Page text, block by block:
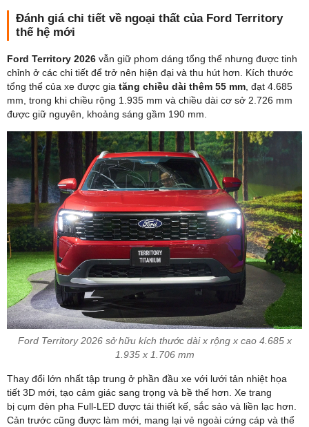
Đánh giá chi tiết về ngoại thất của Ford Territory
thế hệ mới
Ford Territory 2026 vẫn giữ phom dáng tổng thể nhưng được tinh
chỉnh ở các chi tiết để trở nên hiện đại và thu hút hơn. Kích thước
tổng thể của xe được gia tăng chiều dài thêm 55 mm , đạt 4.685
mm, trong khi chiều rộng 1.935 mm và chiều dài cơ sở 2.726 mm
được giữ nguyên, khoảng sáng gầm 190 mm.
Ford Territory 2026 sở hữu kích thước dài x rộng x cao 4.685 x
1.935 x 1.706 mm
Thay đổi lớn nhất tập trung ở phần đầu xe với lưới tản nhiệt họa
tiết 3D mới, tạo cảm giác sang trọng và bề thế hơn. Xe trang
bị cụm đèn pha Full-LED được tái thiết kế, sắc sảo và liền lạc hơn.
Cản trước cũng được làm mới, mang lại vẻ ngoài cứng cáp và thể